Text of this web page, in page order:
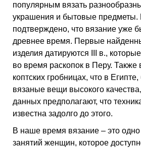
популярным вязать
украшения и бытовые предметы.
подтверждено, что вязание уже
древнее время. Первые
изделия датируются III в.,
во время раскопок в Перу.
коптских гробницах, что в
вязаные вещи высокого
данных предполагают, что
известна задолго до этого.
В наше время вязание – это
занятий женщин, которое